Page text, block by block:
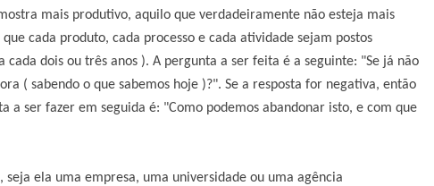
mais produtivo, aquilo que verdadeiramente não esteja mais
cada produto, cada processo e cada atividade sejam postos
dois ou três anos ). A pergunta a ser feita é a seguinte: "Se já não
( sabendo o que sabemos hoje )?". Se a resposta for negativa, então
a ser fazer em seguida é: "Como podemos abandonar isto, e com que
ela uma empresa, uma universidade ou uma agência